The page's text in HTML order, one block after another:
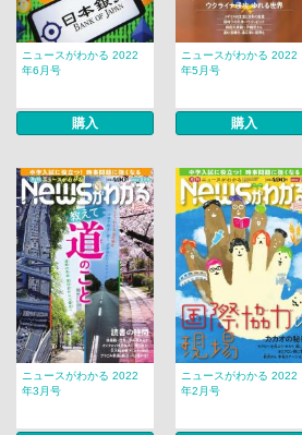
ニュースがわかる 2022
年6月号
購入
ニュースがわかる 2022
年5月号
購入
ニュースがわかる 2022
年3月号
ニュースがわかる 2022
年2月号